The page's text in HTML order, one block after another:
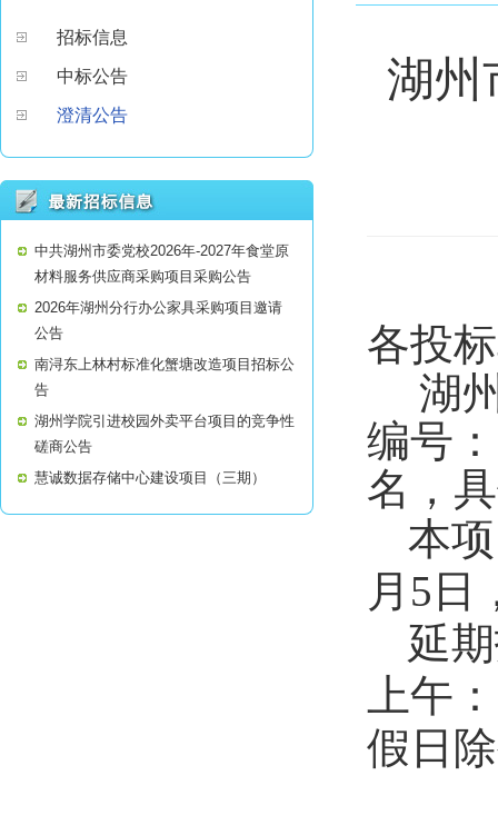
招标信息
中标公告
澄清公告
中共湖州市委党校2026年-2027年食堂原
材料服务供应商采购项目采购公告
2026年湖州分行办公家具采购项目邀请
公告
南浔东上林村标准化蟹塘改造项目招标公
告
湖州学院引进校园外卖平台项目的竞争性
磋商公告
慧诚数据存储中心建设项目（三期）
湖州
各投
湖
编号：
名 ，
本
月 5 日
延
上午：
假日